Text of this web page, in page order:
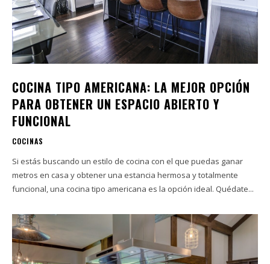
COCINA TIPO AMERICANA: LA MEJOR OPCIÓN
PARA OBTENER UN ESPACIO ABIERTO Y
FUNCIONAL
COCINAS
Si estás buscando un estilo de cocina con el que puedas ganar
metros en casa y obtener una estancia hermosa y totalmente
funcional, una cocina tipo americana es la opción ideal. Quédate...